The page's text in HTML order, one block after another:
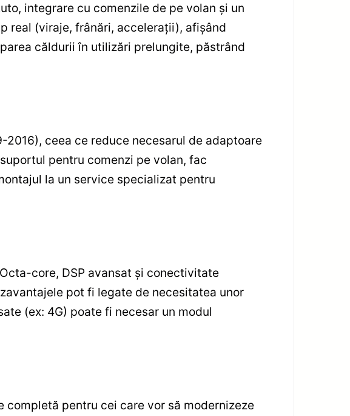
integrare cu comenzile de pe volan și un
real (viraje, frânări, accelerații), afișând
căldurii în utilizări prelungite, păstrând
ceea ce reduce necesarul de adaptoare
pentru comenzi pe volan, fac
la un service specializat pentru
core, DSP avansat și conectivitate
pot fi legate de necesitatea unor
(ex: 4G) poate fi necesar un modul
pentru cei care vor să modernizeze